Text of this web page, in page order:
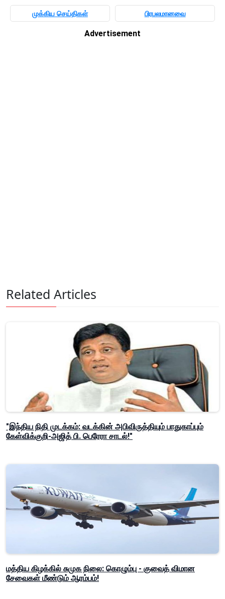
முக்கிய செய்திகள் பிரபலமானவை
Advertisement
Related Articles
"இந்திய நிதி முடக்கம்: வடக்கின் அபிவிருத்தியும் பாதுகாப்பும்
கேள்விக்குறி-அஜித் பி. பெரேரா சாடல்!"
மத்திய கிழக்கில் சுமுக நிலை: கொழும்பு - குவைத் விமான
சேவைகள் மீண்டும் ஆரம்பம்!